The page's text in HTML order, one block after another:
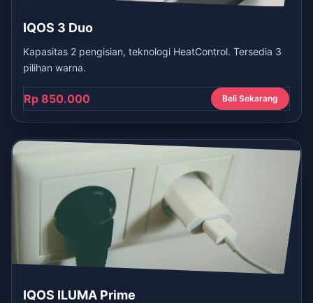
IQOS 3 Duo
Kapasitas 2 pengisian, teknologi HeatControl. Tersedia 3
pilihan warna.
Rp 850.000 Beli Sekarang
IQOS ILUMA Prime